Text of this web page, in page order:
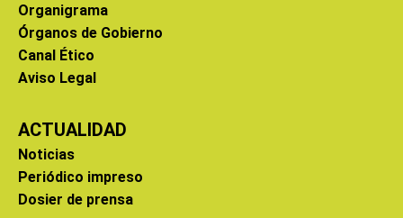
Organigrama
Órganos de Gobierno
Canal Ético
Aviso Legal
ACTUALIDAD
Noticias
Periódico impreso
Dosier de prensa